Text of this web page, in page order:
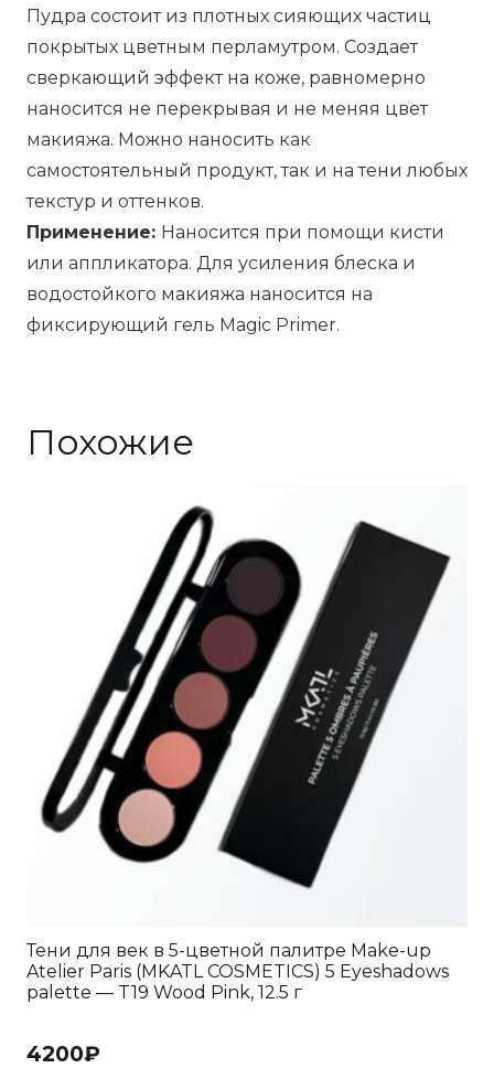
Starlight
SL00,
Пудра состоит из плотных сияющих частиц
покрытых цветным перламутром. Создает
сверкающий эффект на коже, равномерно
наносится не перекрывая и не меняя цвет
макияжа. Можно наносить как
самостоятельный продукт, так и на тени любых
текстур и оттенков.
Применение: Наносится при помощи кисти
или аппликатора. Для усиления блеска и
водостойкого макияжа наносится на
фиксирующий гель Magic Primer.
Похожие
Тени для век в 5-цветной палитре Make-up
Atelier Paris (MKATL COSMETICS) 5 Eyeshadows
palette — T19 Wood Pink, 12.5 г
4200₽